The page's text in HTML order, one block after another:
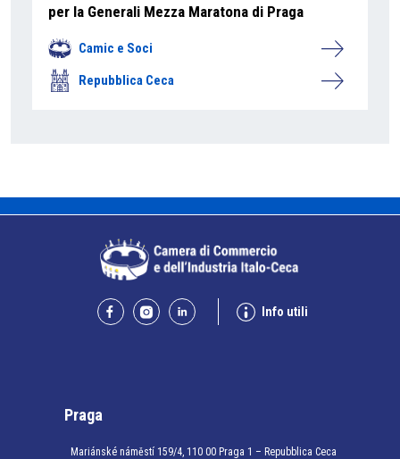
per la Generali Mezza Maratona di Praga
Camic e Soci
Repubblica Ceca
Info utili
Praga
Mariánské náměstí 159/4, 110 00 Praga 1 – Repubblica Ceca